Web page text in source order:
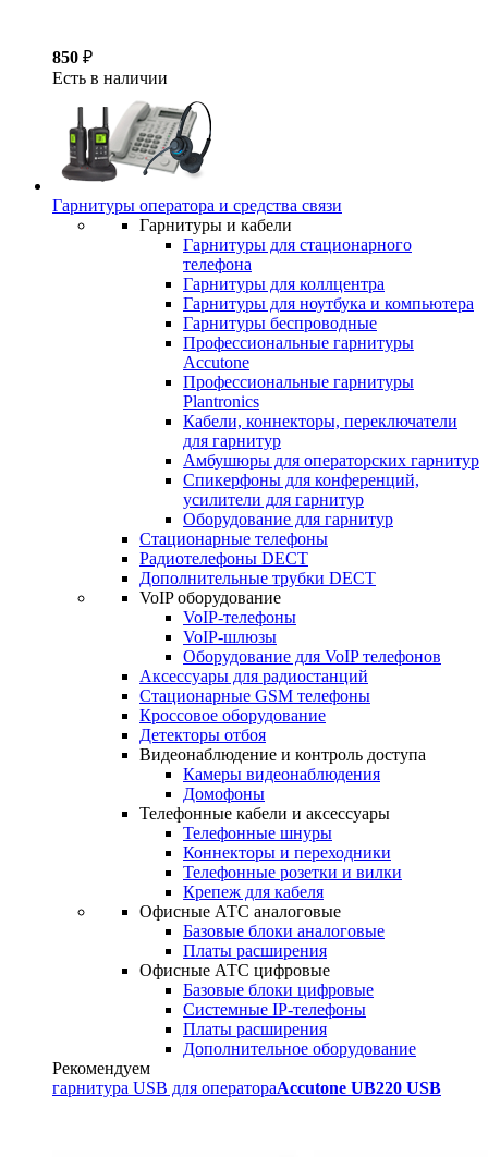
850 ₽
Есть в наличии
Гарнитуры оператора и средства связи
Гарнитуры и кабели
Гарнитуры для стационарного
телефона
Гарнитуры для коллцентра
Гарнитуры для ноутбука и компьютера
Гарнитуры беспроводные
Профессиональные гарнитуры
Accutone
Профессиональные гарнитуры
Plantronics
Кабели, коннекторы, переключатели
для гарнитур
Амбушюры для операторских гарнитур
Cпикерфоны для конференций,
усилители для гарнитур
Оборудование для гарнитур
Стационарные телефоны
Радиотелефоны DECT
Дополнительные трубки DECT
VoIP оборудование
VoIP-телефоны
VoIP-шлюзы
Оборудование для VoIP телефонов
Аксессуары для радиостанций
Стационарные GSM телефоны
Кроссовое оборудование
Детекторы отбоя
Видеонаблюдение и контроль доступа
Камеры видеонаблюдения
Домофоны
Телефонные кабели и аксессуары
Телефонные шнуры
Коннекторы и переходники
Телефонные розетки и вилки
Крепеж для кабеля
Офисные АТС аналоговые
Базовые блоки аналоговые
Платы расширения
Офисные АТС цифровые
Базовые блоки цифровые
Системные IP-телефоны
Платы расширения
Дополнительное оборудование
Рекомендуем
гарнитура USB для оператораAccutone UB220 USB